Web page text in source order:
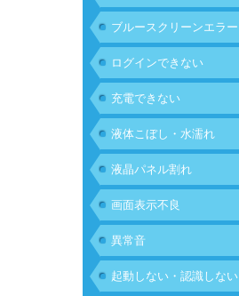
ブルースクリーンエラー
ログインできない
充電できない
液体こぼし・水濡れ
液晶パネル割れ
画面表示不良
異常音
起動しない・認識しない